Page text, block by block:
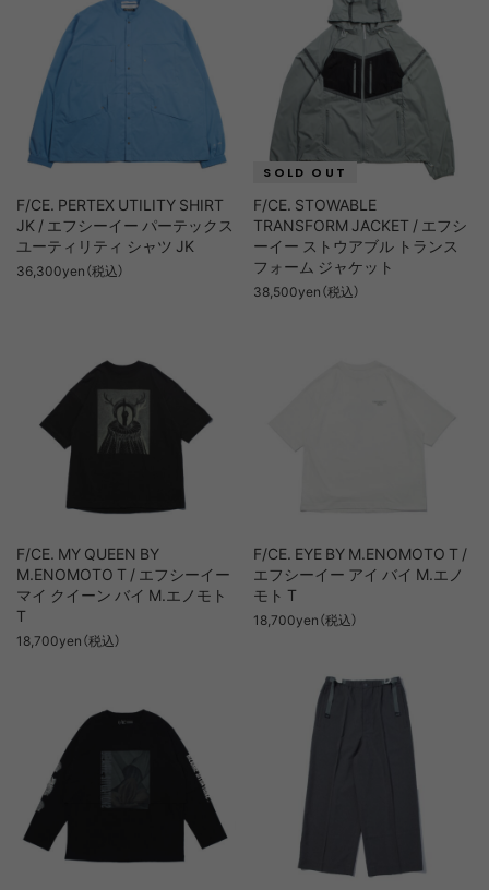
F/CE. PERTEX UTILITY SHIRT
JK / エフシーイー パーテックス
ユーティリティ シャツ JK
36,300yen（税込）
F/CE. STOWABLE
TRANSFORM JACKET / エフシ
ーイー ストウアブル トランス
フォーム ジャケット
38,500yen（税込）
F/CE. MY QUEEN BY
M.ENOMOTO T / エフシーイー
マイ クイーン バイ M.エノモト
T
18,700yen（税込）
F/CE. EYE BY M.ENOMOTO T /
エフシーイー アイ バイ M.エノ
モト T
18,700yen（税込）